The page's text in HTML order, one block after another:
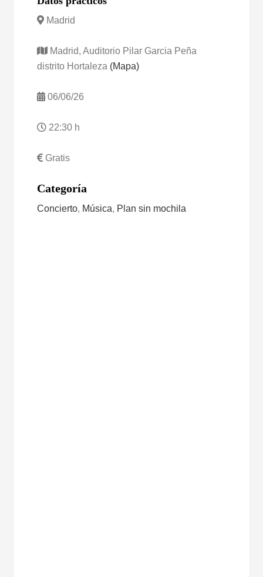
Madrid
Madrid, Auditorio Pilar Garcia Peña
distrito Hortaleza (Mapa)
06/06/26
22:30 h
Gratis
Categoría
Concierto, Música, Plan sin mochila